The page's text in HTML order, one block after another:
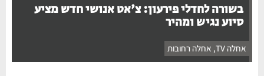
בשורה לחדלי פירעון: צ'אט אנושי חדש מציע
סיוע נגיש ומהיר
אחלה TV ,אחלה רחובות